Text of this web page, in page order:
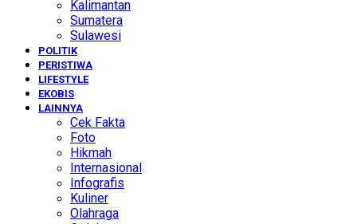
Kalimantan
Sumatera
Sulawesi
POLITIK
PERISTIWA
LIFESTYLE
EKOBIS
LAINNYA
Cek Fakta
Foto
Hikmah
Internasional
Infografis
Kuliner
Olahraga